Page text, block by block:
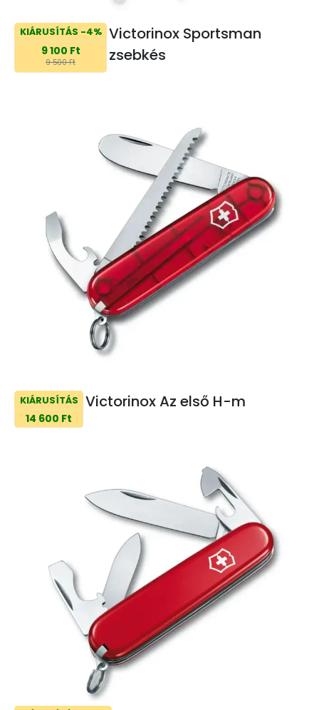
KIÁRUSÍTÁS -4%
9 100 Ft
9 500 Ft
Victorinox Sportsman
zsebkés
KIÁRUSÍTÁS
14 600 Ft
Victorinox Az első H-m